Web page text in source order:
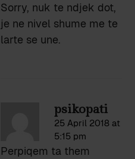
Sorry, nuk te ndjek dot,
je ne nivel shume me te
larte se une.
psikopati
25 April 2018 at
5:15 pm
Perpiqem ta them